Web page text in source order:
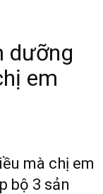
dưỡng
em
mà chị em
bộ 3 sản